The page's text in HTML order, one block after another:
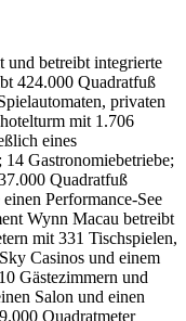
betreibt integrierte
424.000 Quadratfuß
privaten
mit 1.706
eines
14 Gastronomiebetriebe;
Quadratfuß
Performance-See
Wynn Macau betreibt
mit 331 Tischspielen,
Casinos und einem
Gästezimmern und
Salon und einen
Quadratmeter